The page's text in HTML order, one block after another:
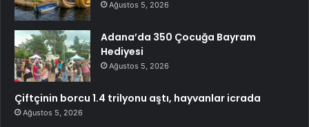
Ağustos 5, 2026
Adana’da 350 Çocuğa Bayram
Hediyesi
Ağustos 5, 2026
Çiftçinin borcu 1.4 trilyonu aştı, hayvanlar icrada
Ağustos 5, 2026